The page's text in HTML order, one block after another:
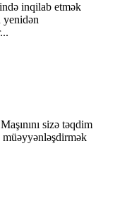
inqilab etmək
yenidən
sizə təqdim
müəyyənləşdirmək